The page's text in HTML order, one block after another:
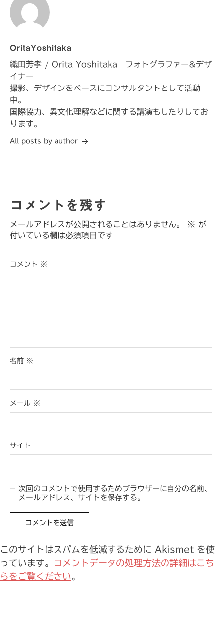
OritaYoshitaka
織田芳孝 / Orita Yoshitaka フォトグラファー&デザ
イナー
撮影、デザインをベースにコンサルタントとして活動
中。
国際協力、異文化理解などに関する講演もしたりしてお
ります。
All posts by author
コメントを残す
メールアドレスが公開されることはありません。 ※ が
付いている欄は必須項目です
コメント ※
名前 ※
メール ※
サイト
次回のコメントで使用するためブラウザーに自分の名前、
メールアドレス、サイトを保存する。
このサイトはスパムを低減するために Akismet を使
っています。
コメントデータの処理方法の詳細はこち
らをご覧ください。